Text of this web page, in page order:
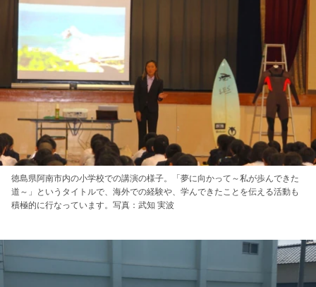
徳島県阿南市内の小学校での講演の様子。「夢に向かって～私が歩んできた
道～」というタイトルで、海外での経験や、学んできたことを伝える活動も
積極的に行なっています。写真：武知 実波